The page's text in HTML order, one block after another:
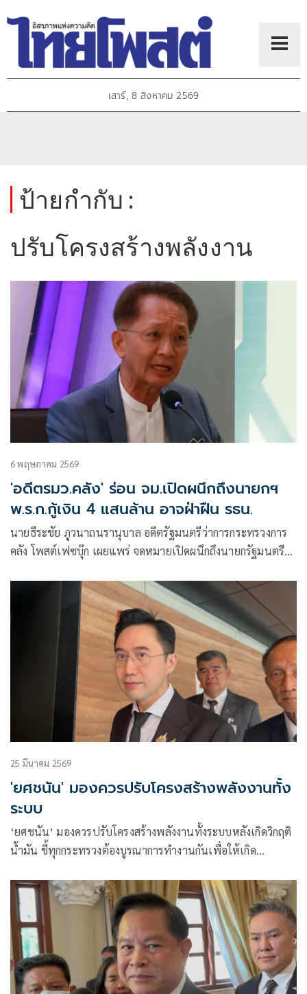
เสาร์, 8 สิงหาคม 2569
ป้ายกำกับ :
ปรับโครงสร้างพลังงาน
6 พฤษภาคม 2569
'อดีตรมว.คลัง' ร่อน จม.เปิดผนึกถึงนายกฯ
พ.ร.ก.กู้เงิน 4 แสนล้าน อาจฝ่าฝืน รธน.
นายธีระชัย ภูวนาถนรานุบาล อดีตรัฐมนตรีว่าการกระทรวงการ
คลัง โพสต์เฟซบุ๊ก เผยแพร่ จดหมายเปิดผนึกถึงนายกรัฐมนตรี
25 มีนาคม 2569
'ยศชนัน' มองควรปรับโครงสร้างพลังงานทั้ง
ระบบ
‘ยศชนัน’ มองควรปรับโครงสร้างพลังงานทั้งระบบหลังเกิดวิกฤติ
น้ำมัน ชี้ทุกกระทรวงต้องบูรณาการทำงานกันเพื่อให้เกิด
ครบแล้ว